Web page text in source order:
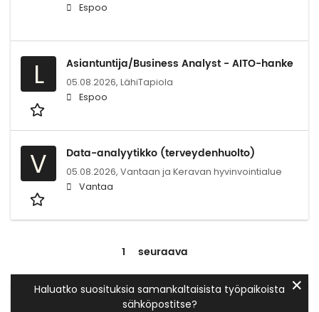
Espoo
L Asiantuntija/Business Analyst - AITO-hanke
05.08.2026, LähiTapiola
Espoo
V Data-analyytikko (terveydenhuolto)
05.08.2026, Vantaan ja Keravan hyvinvointialue
Vantaa
1 seuraava
Haluatko suosituksia samankaltaisista työpaikoista
sähköpostitse?
✕